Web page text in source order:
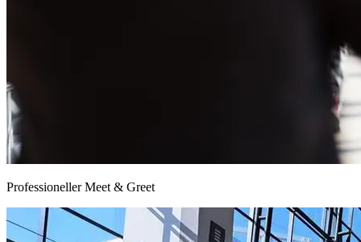
Professioneller Meet & Greet